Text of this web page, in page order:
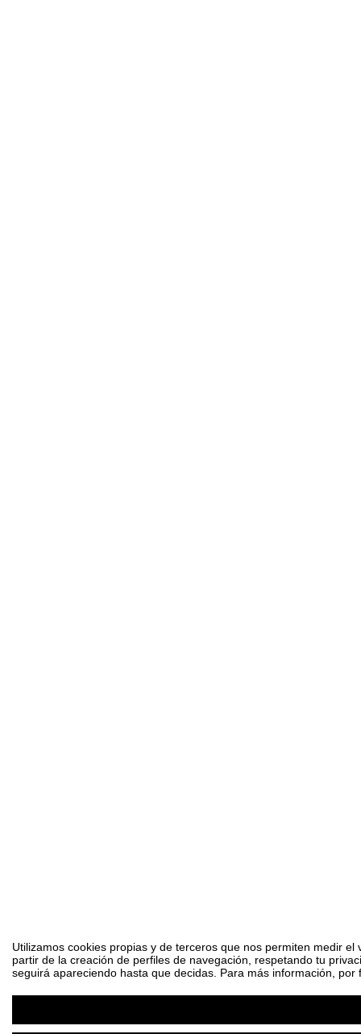
Utilizamos cookies propias y de terceros que nos permiten medir
partir de la creación de perfiles de navegación, respetando tu
seguirá apareciendo hasta que decidas. Para más información,